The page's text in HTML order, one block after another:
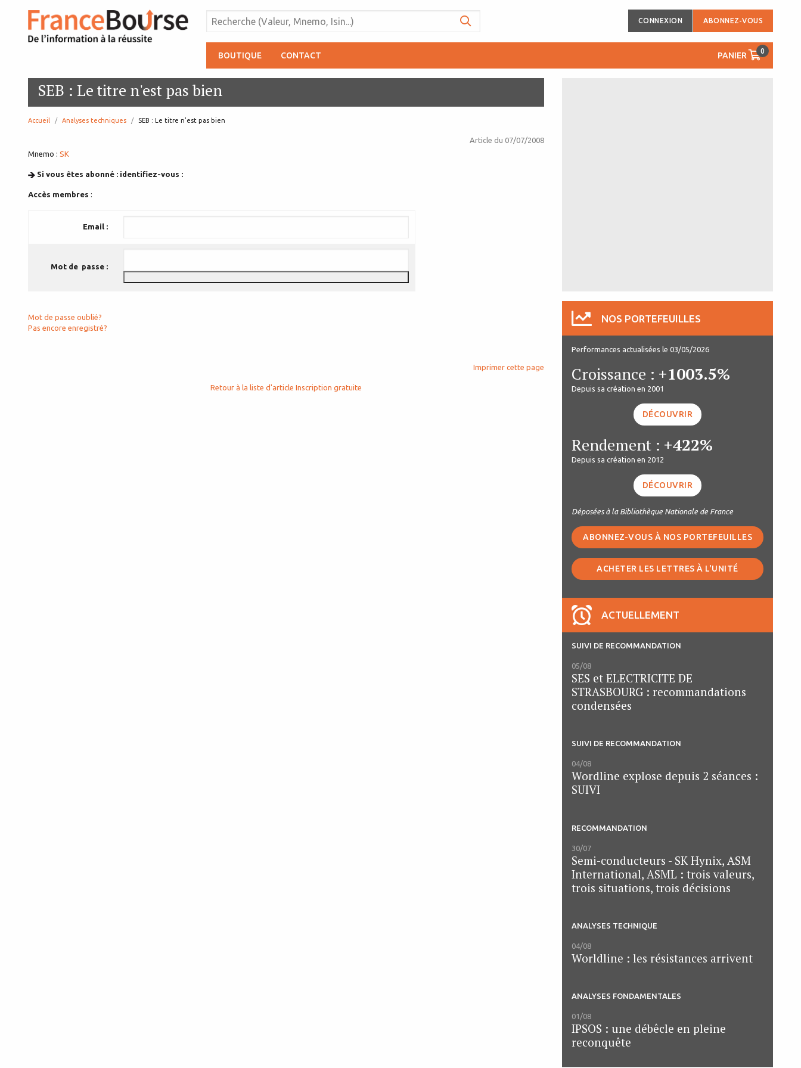
CONNEXION ABONNEZ-VOUS
BOUTIQUE CONTACT PANIER 0
SEB : Le titre n'est pas bien
Accueil Analyses techniques page:
SEB : Le titre n'est pas bien
Article du 07/07/2008
Mnemo : SK
Si vous êtes abonné : identifiez-vous :
Accès membres :
Email :
Mot de passe :
Mot de passe oublié?
Pas encore enregistré?
Imprimer cette page
Retour à la liste d'article Inscription gratuite
NOS PORTEFEUILLES
Performances actualisées le 03/05/2026
Croissance : +1003.5%
Depuis sa création en 2001
DÉCOUVRIR
Rendement : +422%
Depuis sa création en 2012
DÉCOUVRIR
Déposées à la Bibliothèque Nationale de France
ABONNEZ-VOUS À NOS PORTEFEUILLES
ACHETER LES LETTRES À L'UNITÉ
ACTUELLEMENT
SUIVI DE RECOMMANDATION
05/08
SES et ELECTRICITE DE
STRASBOURG : recommandations
condensées
SUIVI DE RECOMMANDATION
04/08
Wordline explose depuis 2 séances :
SUIVI
RECOMMANDATION
30/07
Semi-conducteurs - SK Hynix, ASM
International, ASML : trois valeurs,
trois situations, trois décisions
ANALYSES TECHNIQUE
04/08
Worldline : les résistances arrivent
ANALYSES FONDAMENTALES
01/08
IPSOS : une débêcle en pleine
reconquête